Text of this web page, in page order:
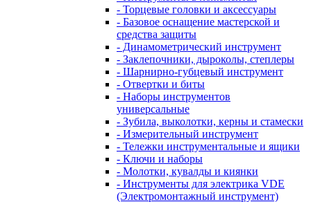
- Торцевые головки и аксессуары
- Базовое оснащение мастерской и
средства защиты
- Динамометрический инструмент
- Заклепочники, дыроколы, степлеры
- Шарнирно-губцевый инструмент
- Отвертки и биты
- Наборы инструментов
универсальные
- Зубила, выколотки, керны и стамески
- Измерительный инструмент
- Тележки инструментальные и ящики
- Ключи и наборы
- Молотки, кувалды и киянки
- Инструменты для электрика VDE
(Электромонтажный инструмент)